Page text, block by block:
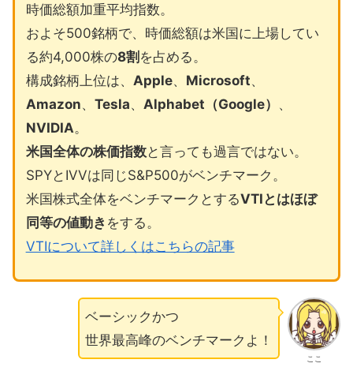
時価総額加重平均指数。
およそ500銘柄で、時価総額は米国に上場してい
る約4,000株の8割 を占める。
構成銘柄上位は、 Apple、 Microsoft、
Amazon、 Tesla、 Alphabet（Google） 、
NVIDIA。
米国全体の株価指数と言っても過言ではない。
SPYとIVVは同じS&P500がベンチマーク。
米国株式全体をベンチマークとするVTIとはほぼ
同等の値動き をする。
VTIについて詳しくはこちらの記事
ここ
ベーシックかつ
世界最高峰のベンチマークよ！